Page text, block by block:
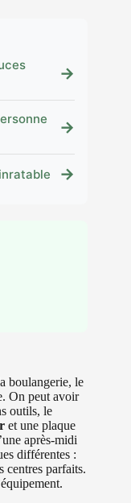
→
→
→
boulangerie, le
On peut avoir
outils, le
et une plaque
après‑midi
différentes :
centres parfaits.